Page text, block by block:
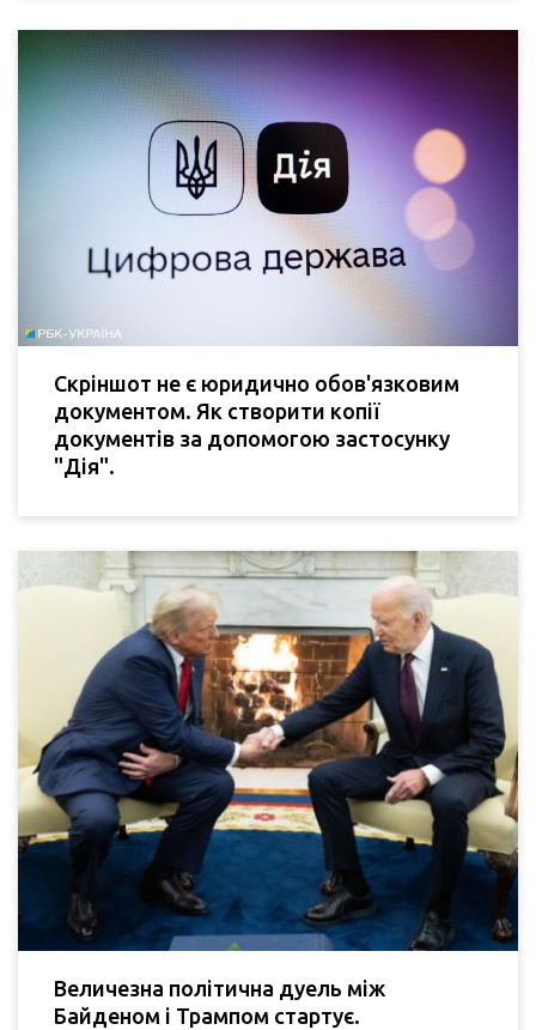
Скріншот не є юридично обов'язковим
документом. Як створити копії
документів за допомогою застосунку
"Дія".
Величезна політична дуель між
Байденом і Трампом стартує.